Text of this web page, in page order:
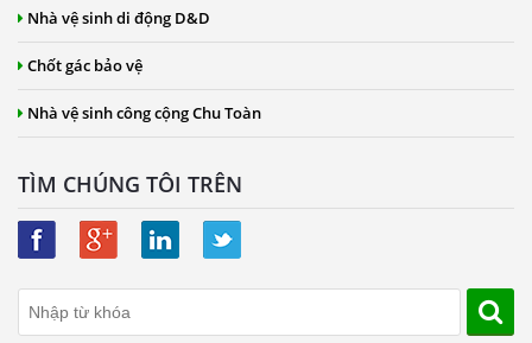
Nhà vệ sinh di động D&D
Chốt gác bảo vệ
Nhà vệ sinh công cộng Chu Toàn
TÌM CHÚNG TÔI TRÊN